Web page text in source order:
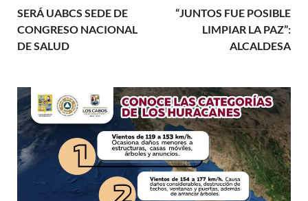
SERÁ UABCS SEDE DE
CONGRESO NACIONAL
DE SALUD
“JUNTOS FUE POSIBLE
LIMPIAR LA PAZ”:
ALCALDESA